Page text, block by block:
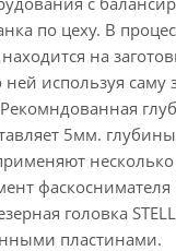
по цеху. В
на
используя саму
5мм.
головка
пластинами.